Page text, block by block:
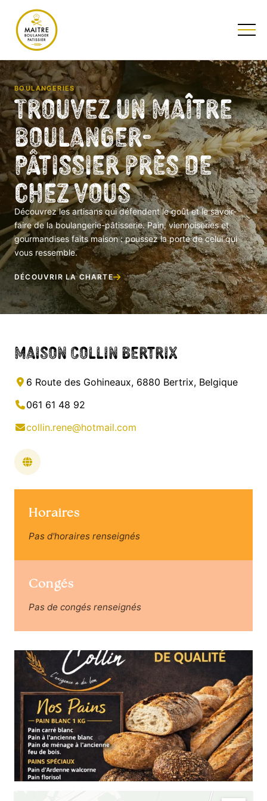
BOULANGERIES
Trouvez un Maître
Boulanger-
Pâtissier près de
chez vous
Découvrez les artisans qui défendent le goût et le savoir-
faire de la boulangerie-pâtisserie. Pain, viennoiseries et
gourmandises faits maison : poussez la porte de celui qui
vous ressemble.
DÉCOUVRIR LA CHARTE
Maison Collin Bertrix
6 Route des Gohineaux, 6880 Bertrix, Belgique
061 61 48 92
collin.rene@hotmail.com
Horaires
Pas d'horaires renseignés
Congés
Pas de congés renseignés